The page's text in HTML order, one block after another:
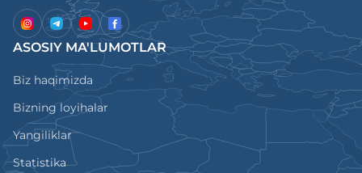
ASOSIY MA'LUMOTLAR
Biz haqimizda
Bizning loyihalar
Yangiliklar
Statistika